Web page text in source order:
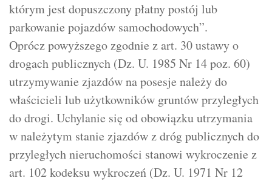
którym jest dopuszczony płatny postój lub
parkowanie pojazdów samochodowych”.
Oprócz powyższego zgodnie z art. 30 ustawy o
drogach publicznych (Dz. U. 1985 Nr 14 poz. 60)
utrzymywanie zjazdów na posesje należy do
właścicieli lub użytkowników gruntów przyległych
do drogi. Uchylanie się od obowiązku utrzymania
w należytym stanie zjazdów z dróg publicznych do
przyległych nieruchomości stanowi wykroczenie z
art. 102 kodeksu wykroczeń (Dz. U. 1971 Nr 12